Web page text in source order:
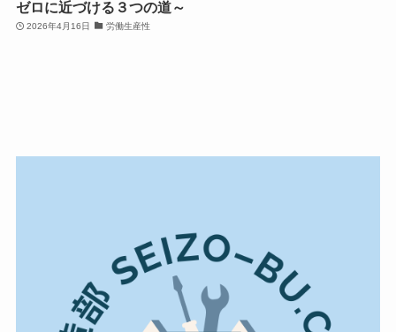
ゼロに近づける３つの道～
2026年4月16日 労働生産性